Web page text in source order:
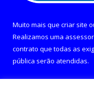
Muito mais que criar site
Realizamos uma
contrato que todas as
pública serão atendidas.